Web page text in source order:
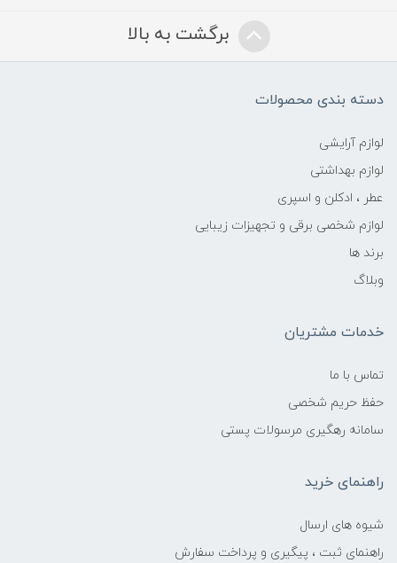
برگشت به بالا
دسته بندی محصولات
لوازم آرایشی
لوازم بهداشتی
عطر ، ادکلن و اسپری
لوازم شخصی برقی و تجهیزات زیبایی
برند ها
وبلاگ
خدمات مشتریان
تماس با ما
حفظ حریم شخصی
سامانه رهگیری مرسولات پستی
راهنمای خرید
شیوه های ارسال
راهنمای ثبت ، پیگیری و پرداخت سفارش